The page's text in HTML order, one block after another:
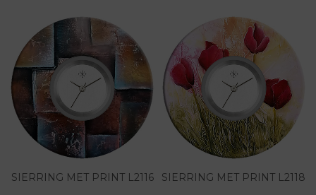
SIERRING MET PRINT L2116 SIERRING MET PRINT L2118